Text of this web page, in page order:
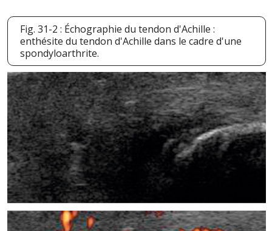
Fig. 31-2 : Échographie du tendon d'Achille :
enthésite du tendon d'Achille dans le cadre d'une
spondyloarthrite.